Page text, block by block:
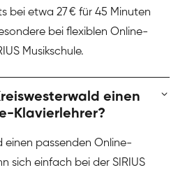
bei etwa 27 € für 45 Minuten
bei flexiblen Online-
Musikschule.
einen
Klavierlehrer?
einen passenden Online-
sich einfach bei der SIRIUS